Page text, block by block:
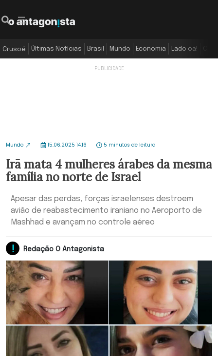
Crusoé Últimas Notícias Brasil Mundo Economia Lado oa!
Mundo 15.06.2025 14:16 5 minutos de leitura
Irã mata 4 mulheres árabes da mesma
família no norte de Israel
Apesar das perdas, forças israelenses destroem
avião de reabastecimento iraniano no Aeroporto de
Mashhad e avançam no controle aéreo
Redação O Antagonista